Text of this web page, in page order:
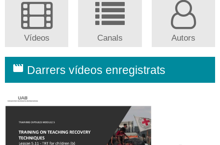
Vídeos Canals Autors
movie Darrers vídeos enregistrats